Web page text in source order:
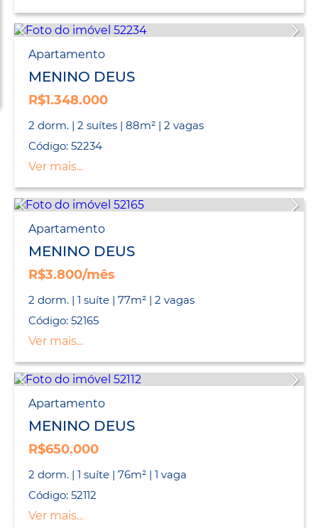
Apartamento
MENINO DEUS
R$1.348.000
2 dorm. | 2 suítes | 88m² | 2 vagas
Código: 52234
Ver mais...
Apartamento
MENINO DEUS
R$3.800/mês
2 dorm. | 1 suíte | 77m² | 2 vagas
Código: 52165
Ver mais...
Apartamento
MENINO DEUS
R$650.000
2 dorm. | 1 suíte | 76m² | 1 vaga
Código: 52112
Ver mais...